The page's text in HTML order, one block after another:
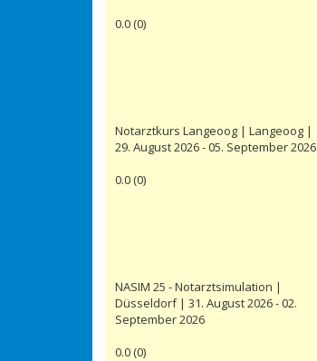
0.0(0)
Notarztkurs Langeoog | Langeoog |
29. August 2026 - 05. September 2026
0.0(0)
NASIM 25 - Notarztsimulation |
Düsseldorf | 31. August 2026 - 02.
September 2026
0.0(0)